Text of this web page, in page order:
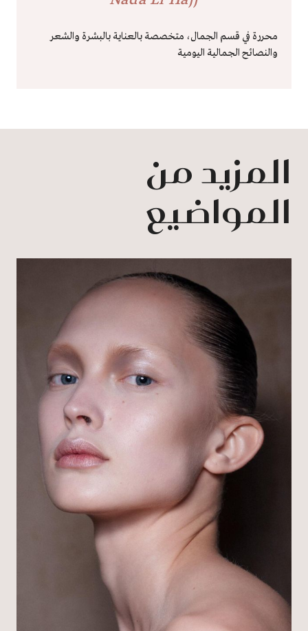
محررة في قسم الجمال، متخصصة بالعناية بالبشرة والشعر
والنصائح الجمالية اليومية
المزيد من
المواضيع